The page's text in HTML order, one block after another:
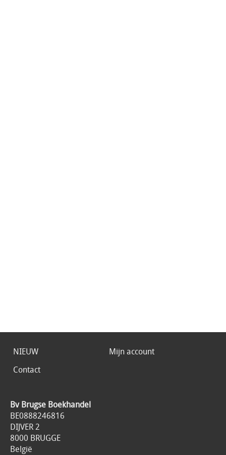
NIEUW
Mijn account
Contact
Bv Brugse Boekhandel
BE0888246816
DIJVER 2
8000 BRUGGE
België